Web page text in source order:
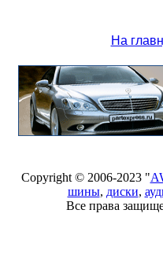
На
Copyright © 2006-2023 "
шины, диски,
Все права